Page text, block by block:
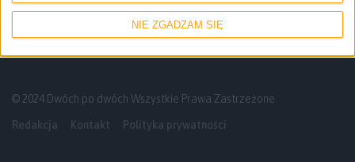
NIE ZGADZAM SIĘ
© 2024 Dwóch po dwóch Wszystkie Prawa Zastrzeżone
Redakcja Kontakt Polityka prywatności